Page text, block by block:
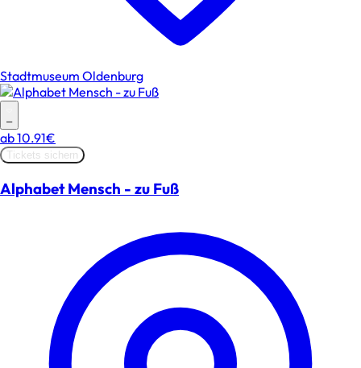
Stadtmuseum Oldenburg
–
ab10.91€
Tickets sichern
Alphabet Mensch - zu Fuß